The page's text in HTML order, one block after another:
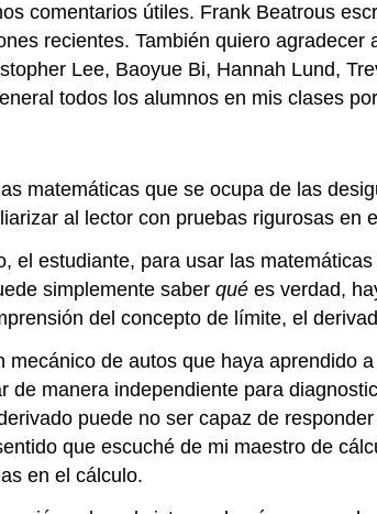
comentarios útiles. Frank Beatrous
recientes. También quiero
Lee, Baoyue Bi, Hannah Lund,
todos los alumnos en mis clases
matemáticas que se ocupa de las
al lector con pruebas rigurosas
el estudiante, para usar las
simplemente saber qué es verdad,
del concepto de límite, el
mecánico de autos que haya aprendido
de manera independiente para
puede no ser capaz de
que escuché de mi maestro de
en el cálculo.